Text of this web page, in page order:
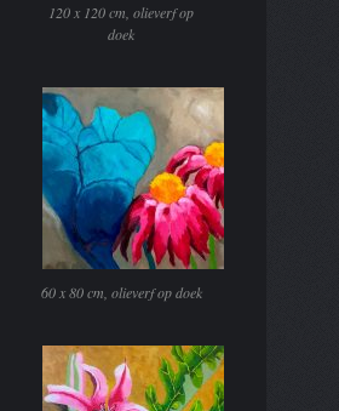
120 x 120 cm, olieverf op
doek
60 x 80 cm, olieverf op doek